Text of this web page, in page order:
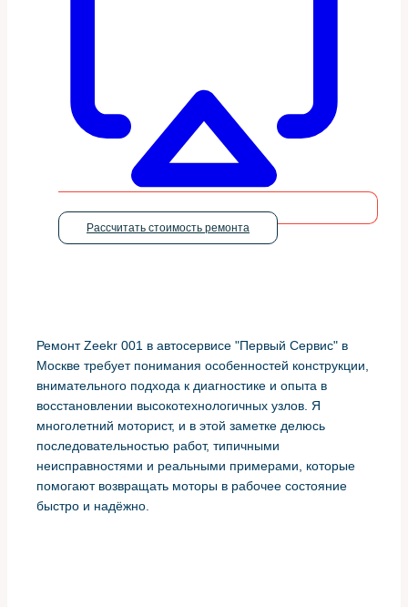
Рассчитать стоимость ремонта
Ремонт Zeekr 001 в автосервисе "Первый Сервис" в
Москве требует понимания особенностей конструкции,
внимательного подхода к диагностике и опыта в
восстановлении высокотехнологичных узлов. Я
многолетний моторист, и в этой заметке делюсь
последовательностью работ, типичными
неисправностями и реальными примерами, которые
помогают возвращать моторы в рабочее состояние
быстро и надёжно.